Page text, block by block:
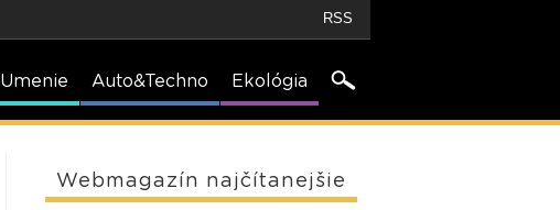
RSS
Umenie Auto&Techno Ekológia
Webmagazín najčítanejšie